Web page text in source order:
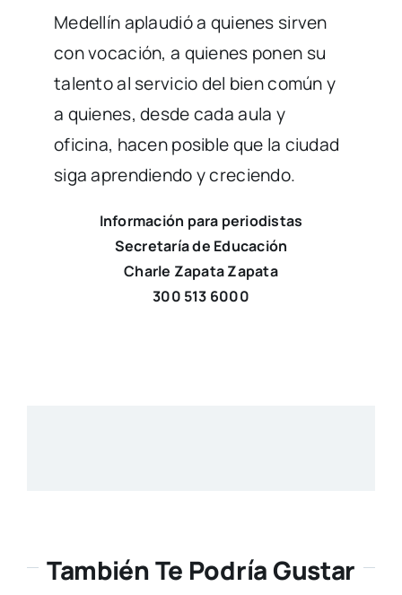
equitativa y con futuro.
Medellín aplaudió a quienes sirven
con vocación, a quienes ponen su
talento al servicio del bien común y
a quienes, desde cada aula y
oficina, hacen posible que la ciudad
siga aprendiendo y creciendo.
Información para periodistas
Secretaría de Educación